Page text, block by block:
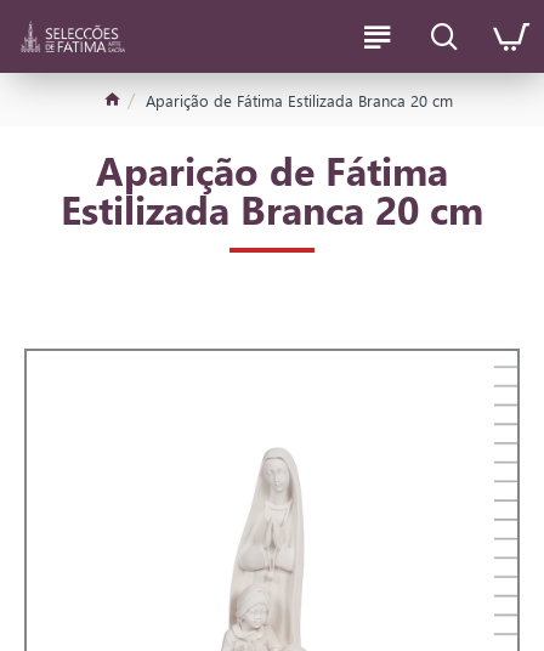
Aparição de Fátima Estilizada Branca 20 cm
Aparição de Fátima
Estilizada Branca 20 cm